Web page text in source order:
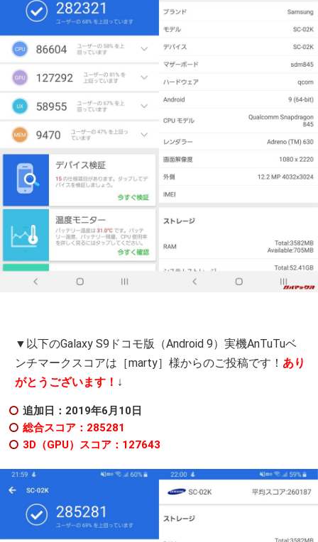
▼以下のGalaxy S9ドコモ版（Android 9）実機AnTuTuベ
ンチマークスコアは［marty］様からのご投稿です！ あり
がとうございます！ ↓
追加日：2019年6月10日
総合スコア：285281
3D（GPU）スコア：127643